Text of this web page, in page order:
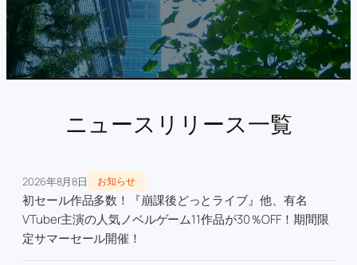
ニュースリリース一覧
2026年8月8日 お知らせ
初セール作品多数！『崩課後どっとライブ』他、有名
VTuber主演の人気ノベルゲーム11作品が30％OFF！期間限
定サマーセール開催！